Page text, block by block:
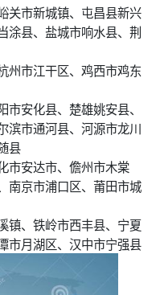
关市新城镇、屯昌县新兴
涂县、盐城市响水县、荆
州市江干区、鸡西市鸡东
安化县、楚雄姚安县、
滨市通河县、河源市龙川
县
市安达市、儋州市木棠
南京市浦口区、莆田市城
镇、铁岭市西丰县、宁夏
市月湖区、汉中市宁强县